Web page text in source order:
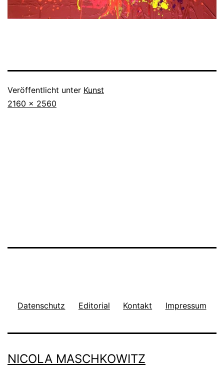
Veröffentlicht unter Kunst
Originalgröße
2160 × 2560
Datenschutz Editorial Kontakt Impressum
NICOLA MASCHKOWITZ